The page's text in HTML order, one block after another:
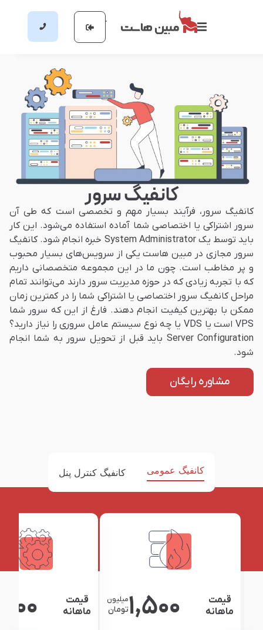
کانفیگ سرور
کانفیگ سرور، فرآیند بسیار مهم و تخصصی است که طی آن
سرور اشتراکی یا اختصاصی شما آماده‌ استفاده می‌شود. این کار
باید توسط یک System Administrator خبره انجام شود. کانفیگ
سرور مجازی در مبین هاست یکی از سرویس‌های بسیار محبوب
و پر مخاطب است. چون ما در این مجموعه متخصصانی داریم
که با تجربه زیادی که در حوزه مدیریت سرور دارند می‌توانند تمام
مراحل کانفیگ سرور اختصاصی یا اشتراکی شما را در کمترین زمان
ممکن با بهترین کیفیت انجام دهند. فارغ از این که سرور شما
VPS است یا VDS یا چه نوع سیستم عامل سروری را نیاز دارید؟
Server Configuration باید قبل از تحویل سرور به شما انجام
شود.
مشاوره رایگان
کانفیگ عمومی کانفیگ کنترل پنل
قیمت
ماهانه
1,500میلیون
تومان
قیمت
ماهانه